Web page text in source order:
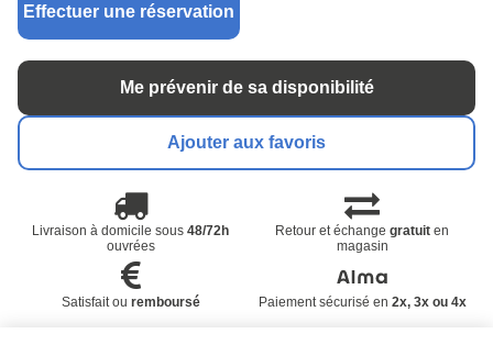
Effectuer une réservation
Me prévenir de sa disponibilité
Ajouter aux favoris
Livraison à domicile sous48/72h
ouvrées
Retour et échangegratuit en
magasin
Satisfait ou remboursé Paiement sécurisé en 2x, 3x ou 4x